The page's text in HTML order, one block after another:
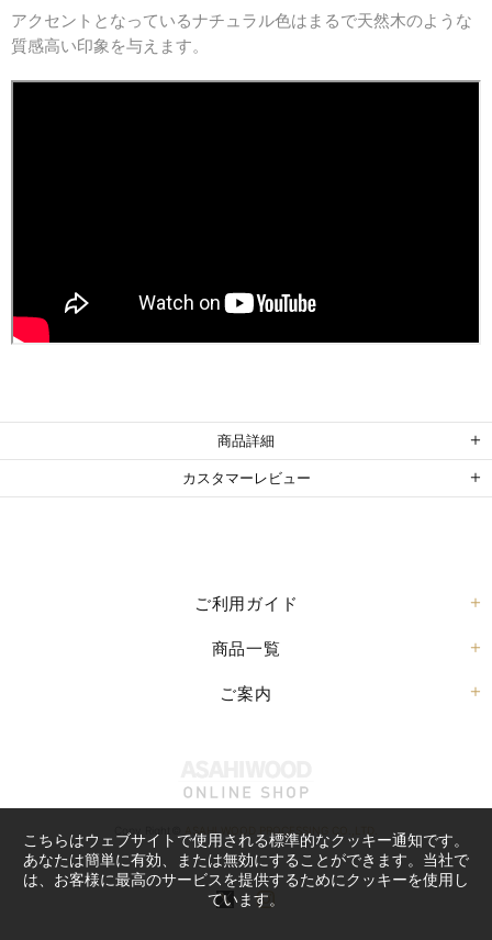
アクセントとなっているナチュラル色はまるで天然木のような
質感高い印象を与えます。
商品詳細
カスタマーレビュー
ご利用ガイド
商品一覧
ご案内
Copy Right© ASAHI WOOD PROCESSING CO.,LTD.
こちらはウェブサイトで使用される標準的なクッキー通知です。
あなたは簡単に有効、または無効にすることができます。当社で
は、お客様に最高のサービスを提供するためにクッキーを使用し
ています。